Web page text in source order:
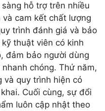
hỗ trợ trên nhiều
cam kết chất lượng
trình đánh giá và bảo
thuật viên có kinh
đảm bảo người dùng
chóng. Thứ năm,
và quy trình hiện có
Cuối cùng, sự đổi
luôn cập nhật theo